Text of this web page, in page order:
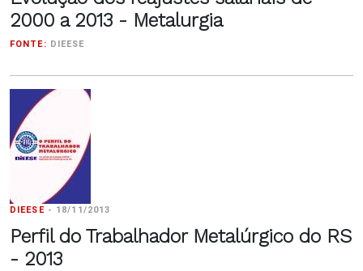
2000 a 2013 - Metalurgia
FONTE: DIEESE
DIEESE- 18/11/2013
Perfil do Trabalhador Metalúrgico do RS
- 2013